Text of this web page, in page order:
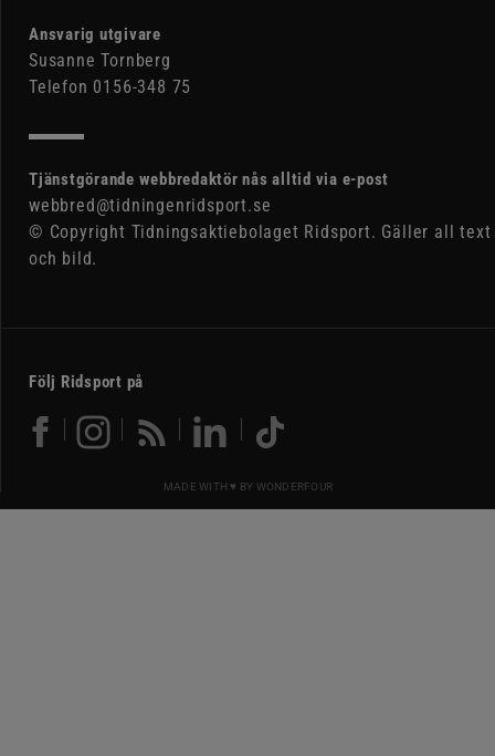
Ansvarig utgivare
Susanne Tornberg
Telefon 0156-348 75
Tjänstgörande webbredaktör nås alltid via e-post
webbred@tidningenridsport.se
© Copyright Tidningsaktiebolaget Ridsport. Gäller all text
och bild.
Följ Ridsport på
MADE WITH ♥ BY WONDERFOUR